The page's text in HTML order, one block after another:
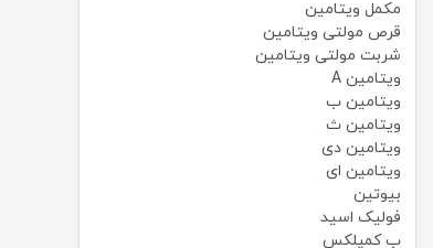
مکمل ویتامین
قرص مولتی ویتامین
شربت مولتی ویتامین
ویتامین A
ویتامین ب
ویتامین ث
ویتامین دی
ویتامین ای
بیوتین
فولیک اسید
ب کمپلکس